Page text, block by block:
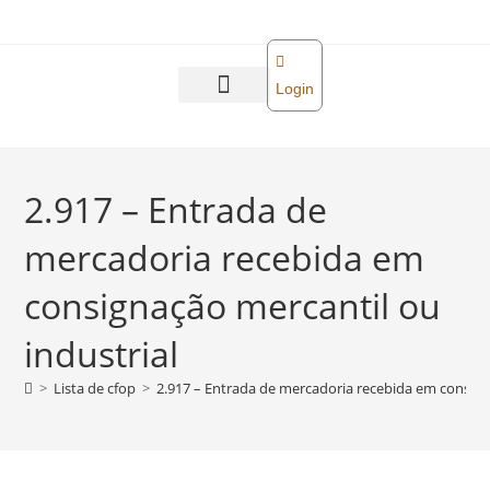
Login
2.917 – Entrada de
mercadoria recebida em
consignação mercantil ou
industrial
> Lista de cfop > 2.917 – Entrada de mercadoria recebida em